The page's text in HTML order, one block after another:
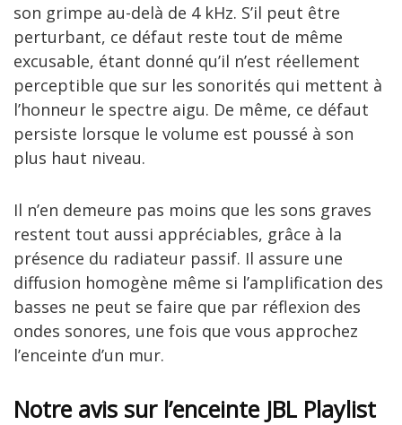
son grimpe au-delà de 4 kHz. S’il peut être
perturbant, ce défaut reste tout de même
excusable, étant donné qu’il n’est réellement
perceptible que sur les sonorités qui mettent à
l’honneur le spectre aigu. De même, ce défaut
persiste lorsque le volume est poussé à son
plus haut niveau.
Il n’en demeure pas moins que les sons graves
restent tout aussi appréciables, grâce à la
présence du radiateur passif. Il assure une
diffusion homogène même si l’amplification des
basses ne peut se faire que par réflexion des
ondes sonores, une fois que vous approchez
l’enceinte d’un mur.
Notre avis sur l’enceinte JBL Playlist